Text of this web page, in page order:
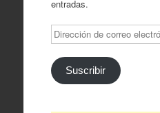
entradas.
Dirección
de
correo
electrónico
Suscribir